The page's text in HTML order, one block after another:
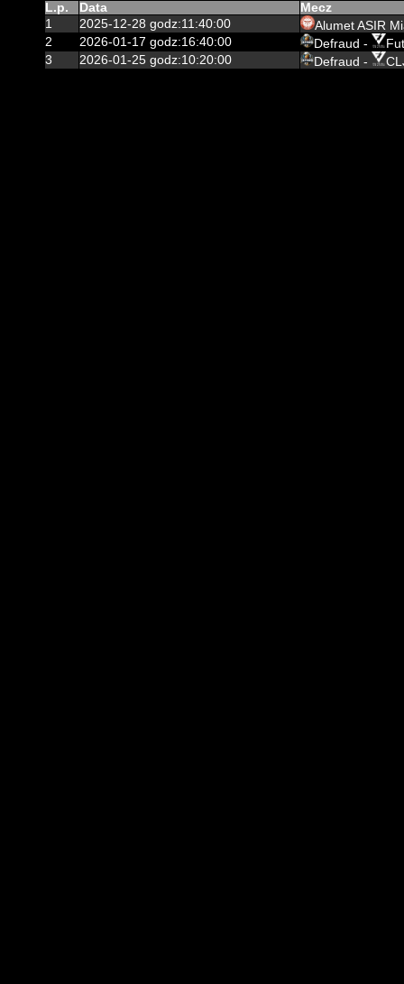
L.p. Data
Mecz
1
2025-12-28 godz:11:40:00
Alumet ASIR
2
2026-01-17 godz:16:40:00 Defraud -
3
2026-01-25 godz:10:20:00 Defraud -